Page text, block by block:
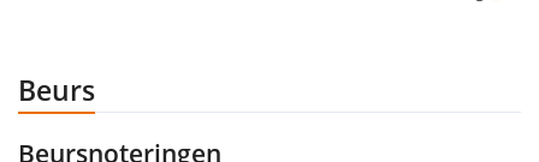
Beurs
Beursnoteringen